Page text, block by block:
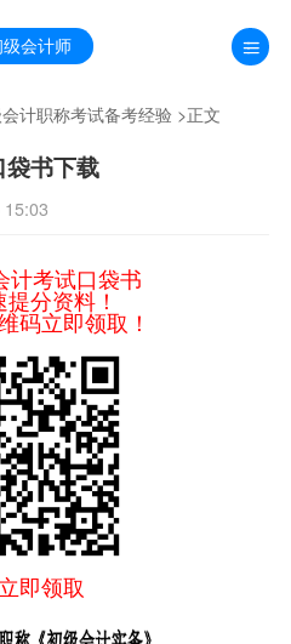
会计师
计职称考试备考经验>正文
书下载
计考试口袋书
分资料！
码立即领取！
即领取